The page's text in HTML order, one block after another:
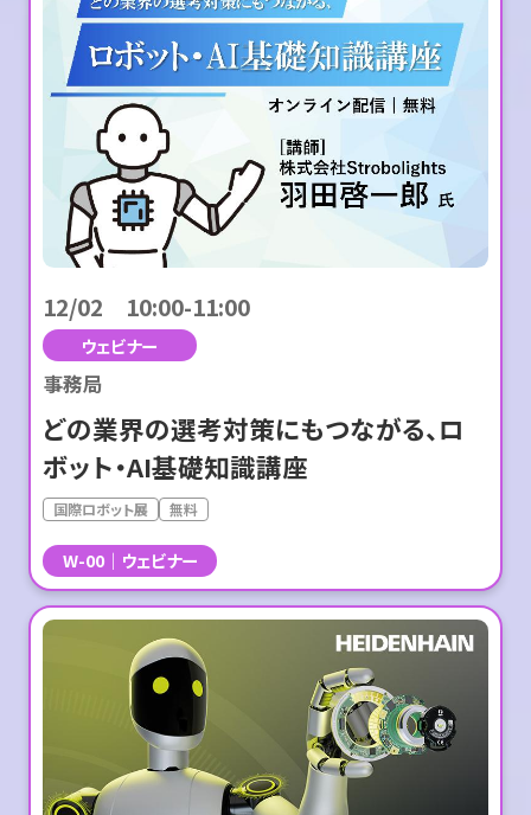
W-00 ウェビナー
12/02 10:00-11:00
ウェビナー
事務局
どの業界の選考対策にもつながる、ロ
ボット・AI基礎知識講座
国際ロボット展 無料